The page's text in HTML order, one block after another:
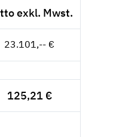
exkl. Mwst.
23.101,-- €
125,21 €